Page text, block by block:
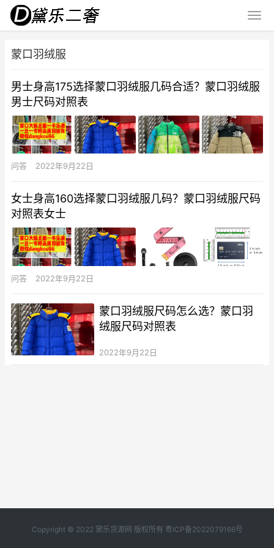
蒙口羽绒服
男士身高175选择蒙口羽绒服几码合适？蒙口羽绒服
男士尺码对照表
问答 2022年9月22日
女士身高160选择蒙口羽绒服几码？蒙口羽绒服尺码
对照表女士
问答 2022年9月22日
蒙口羽绒服尺码怎么选？蒙口羽
绒服尺码对照表
2022年9月22日
Copyright © 2022 黛乐货源网 版权所有 粤ICP备2022079166号